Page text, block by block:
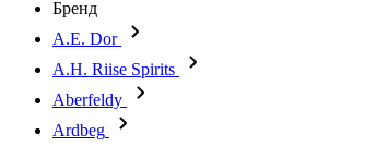
Бренд
A.E. Dor
A.H. Riise Spirits
Aberfeldy
Ardbeg